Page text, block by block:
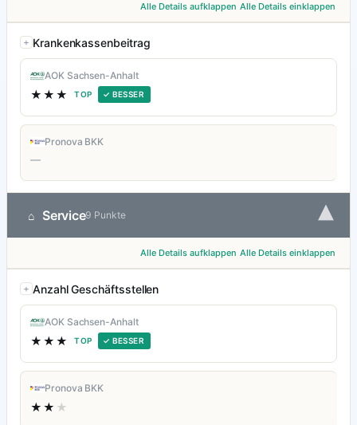
Alle Details aufklappen Alle Details einklappen
Krankenkassenbeitrag
AOK Sachsen-Anhalt
★★★ TOP ✓ BESSER
Pronova BKK
—
⌂ Service9 Punkte ▾
Alle Details aufklappen Alle Details einklappen
Anzahl Geschäftsstellen
AOK Sachsen-Anhalt
★★★ TOP ✓ BESSER
Pronova BKK
★★ ★